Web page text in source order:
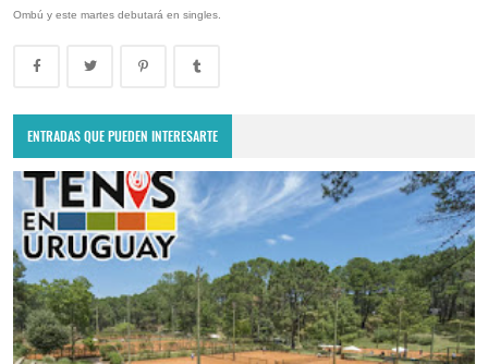
Ombú y este martes debutará en singles.
ENTRADAS QUE PUEDEN INTERESARTE